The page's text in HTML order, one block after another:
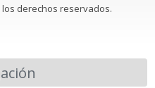
los derechos reservados.